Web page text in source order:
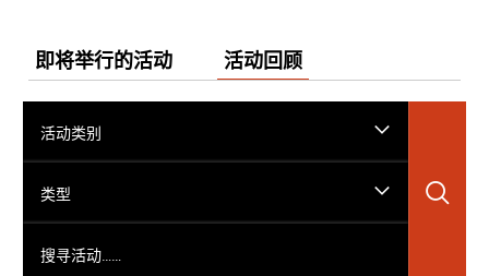
即将举行的活动 活动回顾
活动类别
类型